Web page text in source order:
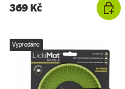
369 Kč
Vyprodáno